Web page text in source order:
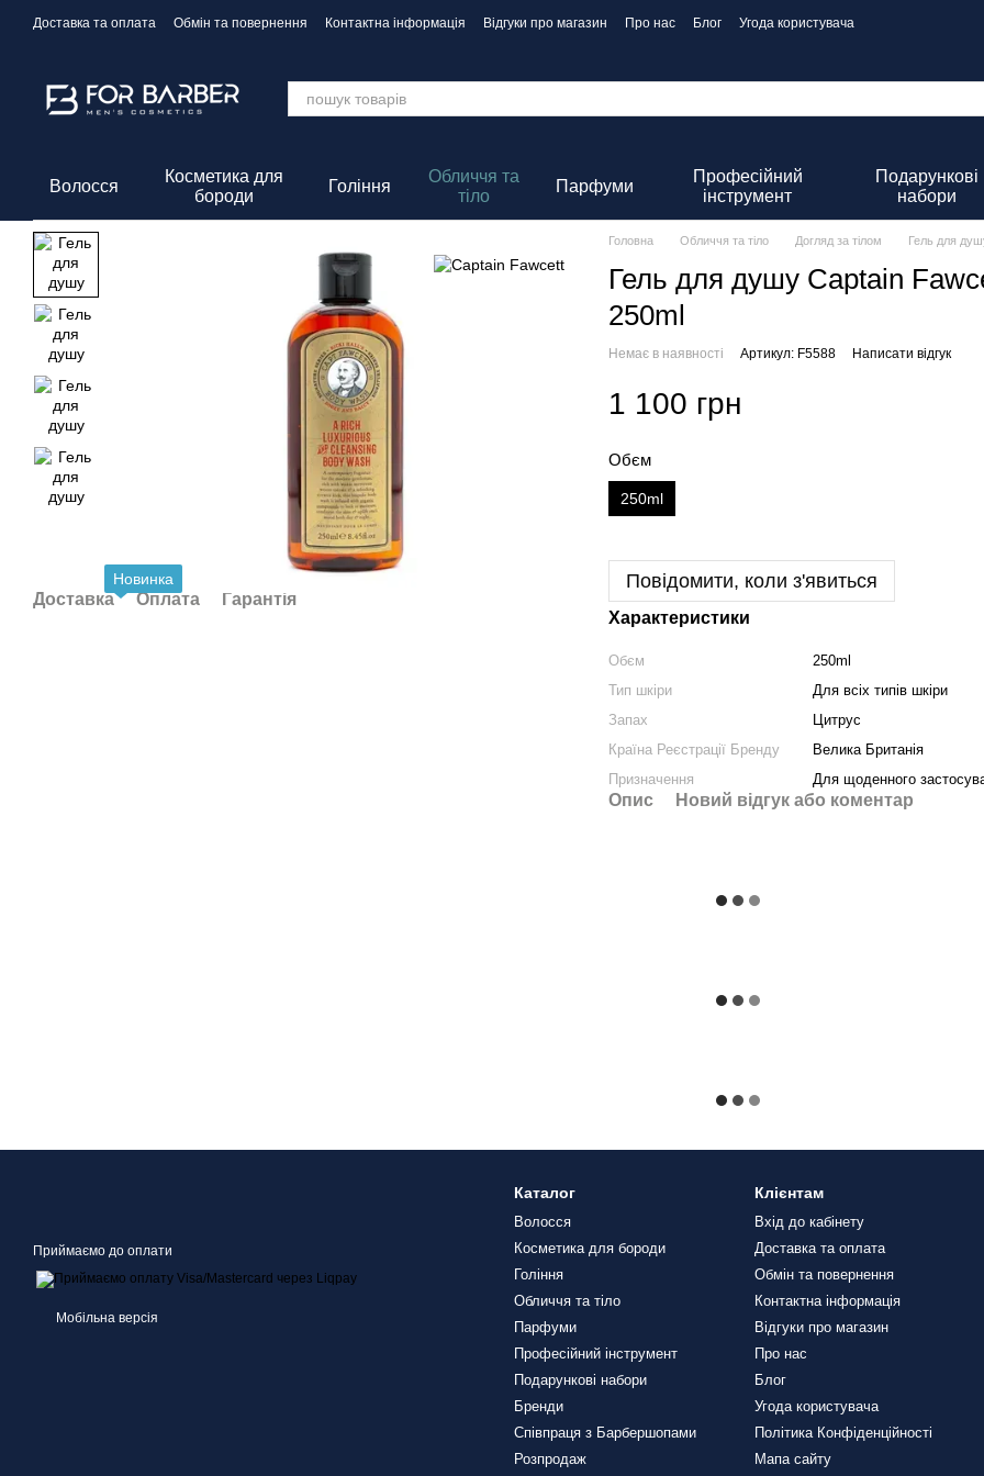
Перейти до основного контенту
Доставка та оплата Обмін та повернення Контактна інформація Відгуки про магазин Про нас Блог
Угода користувача
Волосся
Косметика для
бороди
Гоління
Обличчя та
тіло
Парфуми
Професійний
інструмент
Подарункові
набори
Новинка
Доставка Оплата Гарантія
Головна Обличчя та тіло Догляд за тілом Гель для
Гель для душу Captain
250ml
Немає в наявності Артикул: F5588 Написати відгук
1 100 грн
Обєм
250ml
Повідомити, коли з'явиться
Характеристики
Обєм
250ml
Тип шкіри
Для всіх типів шкіри
Запах
Цитрус
Країна Реєстрації Бренду
Велика Британія
Призначення
Для щоденного
Опис Новий відгук або коментар
Приймаємо до оплати
Мобільна версія
Каталог
Волосся
Косметика для бороди
Гоління
Обличчя та тіло
Парфуми
Професійний інструмент
Подарункові набори
Бренди
Співпраця з Барбершопами
Розпродаж
Клієнтам
Вхід до кабінету
Доставка та оплата
Обмін та повернення
Контактна інформація
Відгуки про магазин
Про нас
Блог
Угода користувача
Політика Конфіденційності
Мапа сайту